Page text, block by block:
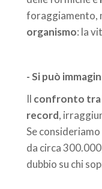
foraggiamento,
organismo: la
- Si può
Il confronto tra
record,
Se consideriamo
da circa
dubbio su chi